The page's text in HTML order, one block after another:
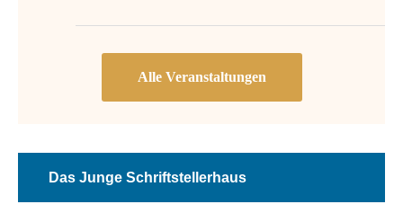
Das Junge Schriftstellerhaus